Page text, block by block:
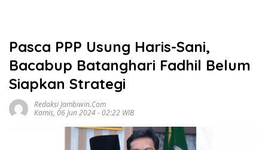
Pasca PPP Usung Haris-Sani,
Bacabup Batanghari Fadhil Belum
Siapkan Strategi
Redaksi Jambiwin.com
Kamis, 06 Jun 2024 - 02:22 WIB